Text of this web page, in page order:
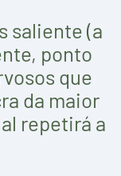
saliente (a
ponto
que
da maior
repetirá a